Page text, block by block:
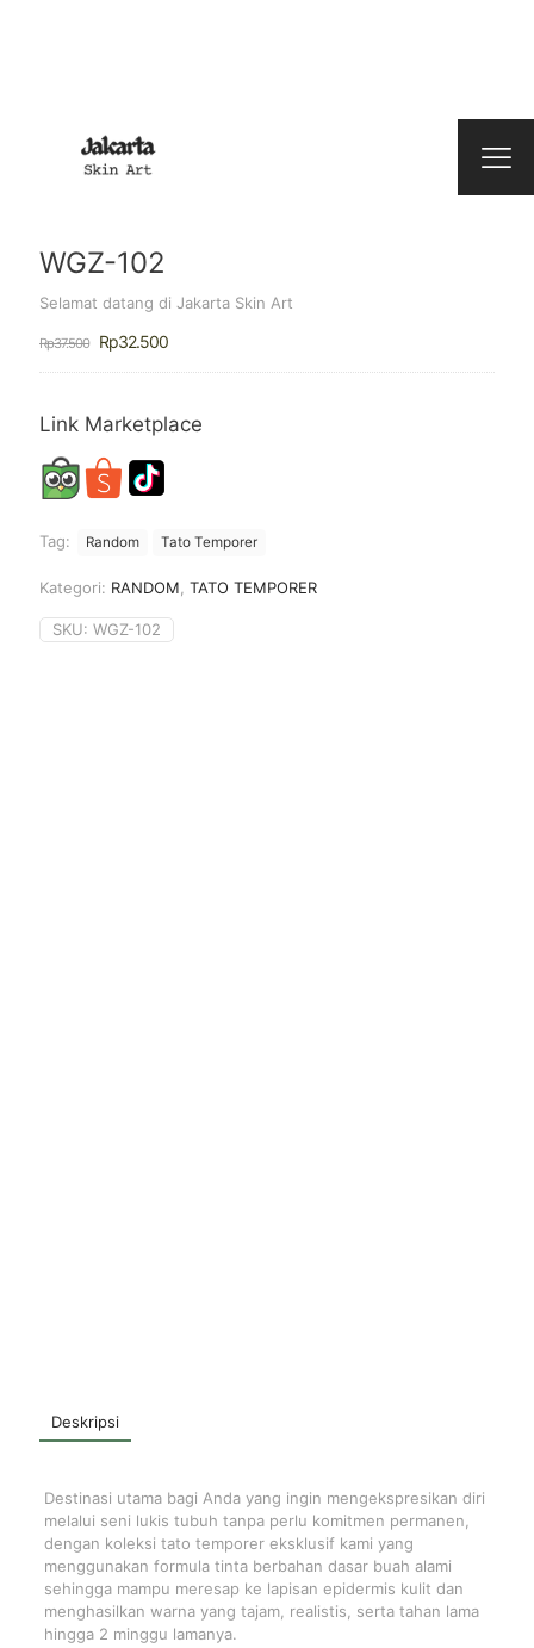
Deskripsi
Destinasi utama bagi Anda yang ingin mengekspresikan diri
melalui seni lukis tubuh tanpa perlu komitmen permanen,
dengan koleksi tato temporer eksklusif kami yang
menggunakan formula tinta berbahan dasar buah alami
sehingga mampu meresap ke lapisan epidermis kulit dan
menghasilkan warna yang tajam, realistis, serta tahan lama
hingga 2 minggu lamanya.
WGZ-102
Selamat datang di Jakarta Skin Art
Rp37.500
Harga
adalah:
Rp32.500Harga
ini
Rp32.500.
Link Marketplace
Tag: Random Tato Temporer
Kategori: RANDOM TATO TEMPORER
SKU: WGZ-102